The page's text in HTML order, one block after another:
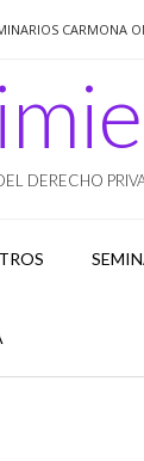
CARMONA
DERECHO